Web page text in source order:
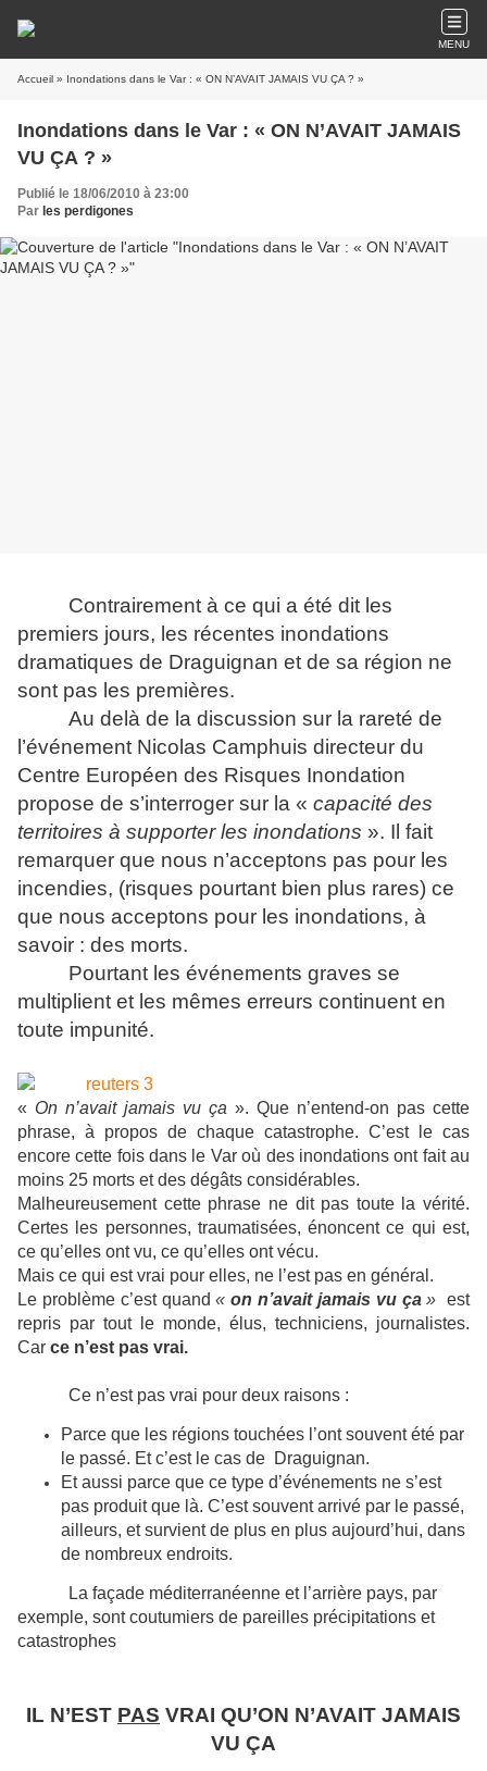
MENU
Accueil » Inondations dans le Var : « ON N’AVAIT JAMAIS VU ÇA ? »
Inondations dans le Var : « ON N’AVAIT JAMAIS
VU ÇA ? »
Publié le 18/06/2010 à 23:00
Par les perdigones
Contrairement à ce qui a été dit les
premiers jours, les récentes inondations
dramatiques de Draguignan et de sa région ne
sont pas les premières.
Au delà de la discussion sur la rareté de
l’événement Nicolas Camphuis directeur du
Centre Européen des Risques Inondation
propose de s’interroger sur la « capacité des
territoires à supporter les inondations ». Il fait
remarquer que nous n’acceptons pas pour les
incendies, (risques pourtant bien plus rares) ce
que nous acceptons pour les inondations, à
savoir : des morts.
Pourtant les événements graves se
multiplient et les mêmes erreurs continuent en
toute impunité.
« On n’avait jamais vu ça ». Que n’entend-on pas cette
phrase, à propos de chaque catastrophe. C’est le cas
encore cette fois dans le Var où des inondations ont fait au
moins 25 morts et des dégâts considérables.
Malheureusement cette phrase ne dit pas toute la vérité.
Certes les personnes, traumatisées, énoncent ce qui est,
ce qu’elles ont vu, ce qu’elles ont vécu.
Mais ce qui est vrai pour elles, ne l’est pas en général.
Le problème c’est quand«on n’avait jamais vu ça» est
repris par tout le monde, élus, techniciens, journalistes.
Car ce n’est pas vrai.
Ce n’est pas vrai pour deux raisons :
Parce que les régions touchées l’ont souvent été par
le passé. Et c’est le cas de Draguignan.
Et aussi parce que ce type d’événements ne s’est
pas produit que là. C’est souvent arrivé par le passé,
ailleurs, et survient de plus en plus aujourd’hui, dans
de nombreux endroits.
La façade méditerranéenne et l’arrière pays, par
exemple, sont coutumiers de pareilles précipitations et
catastrophes
IL N’EST PAS VRAI QU’ON N’AVAIT JAMAIS
VU ÇA